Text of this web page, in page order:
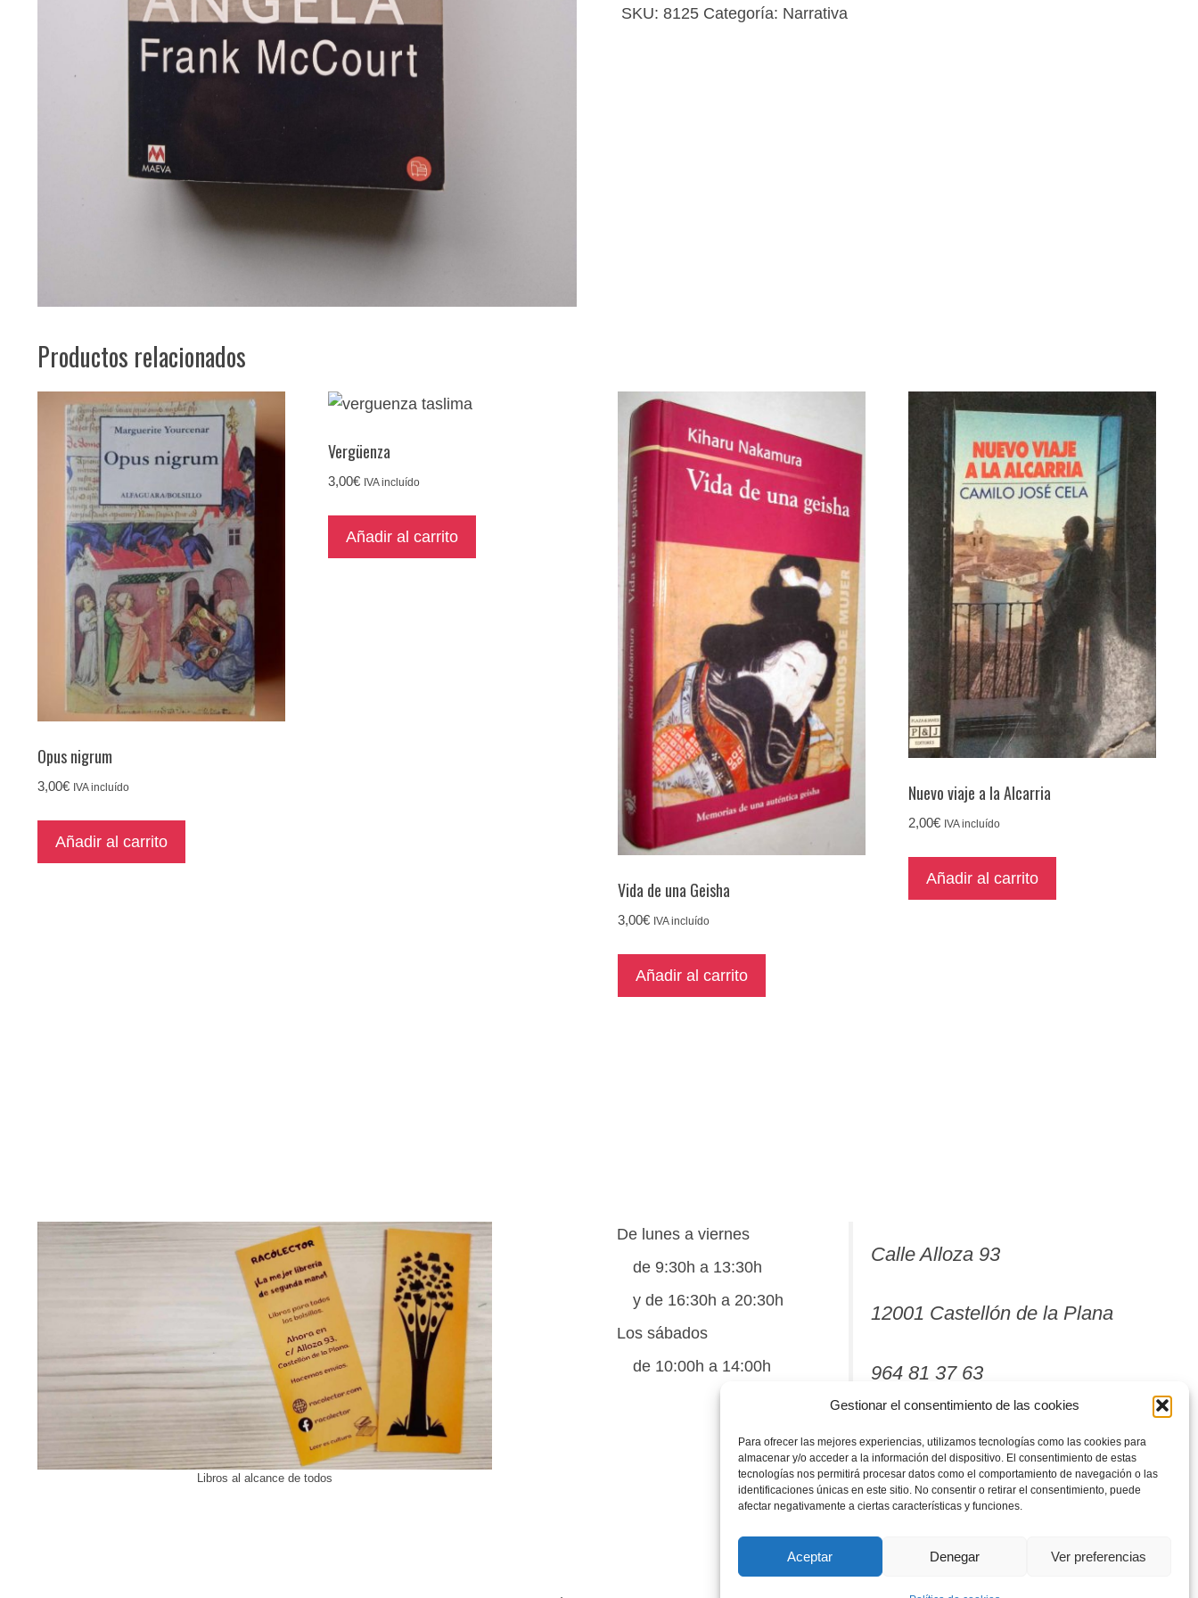
Gestionar el consentimiento de las cookies
Para ofrecer las mejores experiencias, utilizamos tecnologías como las cookies para
almacenar y/o acceder a la información del dispositivo. El consentimiento de estas
tecnologías nos permitirá procesar datos como el comportamiento de navegación o las
identificaciones únicas en este sitio. No consentir o retirar el consentimiento, puede
afectar negativamente a ciertas características y funciones.
Aceptar Denegar Ver preferencias
Ángela
SKU:8125 Categoría: Narrativa
Productos relacionados
Opus nigrum
3,00€ IVA incluído
Añadir al carrito
Vergüenza
3,00€ IVA incluído
Añadir al carrito
Vida de una Geisha
3,00€ IVA incluído
Añadir al carrito
Nuevo viaje a la Alcarria
2,00€ IVA incluído
Añadir al carrito
Libros al alcance de todos
De lunes a viernes
de 9:30h a 13:30h
y de 16:30h a 20:30h
Los sábados
de 10:00h a 14:00h
Calle Alloza 93
12001 Castellón de la Plana
964 81 37 63